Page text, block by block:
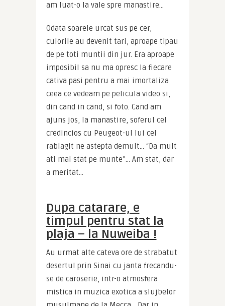
am luat-o la vale spre manastire…
Odata soarele urcat sus pe cer,
culorile au devenit tari, aproape tipau
de pe toti muntii din jur. Era aproape
imposibil sa nu ma opresc la fiecare
cativa pasi pentru a mai imortaliza
ceea ce vedeam pe pelicula video si,
din cand in cand, si foto. Cand am
ajuns jos, la manastire, soferul cel
credincios cu Peugeot-ul lui cel
rablagit ne astepta demult… “Da mult
ati mai stat pe munte”… Am stat, dar
a meritat…
Dupa catarare, e
timpul pentru stat la
plaja – la Nuweiba !
Au urmat alte cateva ore de strabatut
desertul prin Sinai cu janta frecandu-
se de caroserie, intr-o atmosfera
mistica in muzica exotica a slujbelor